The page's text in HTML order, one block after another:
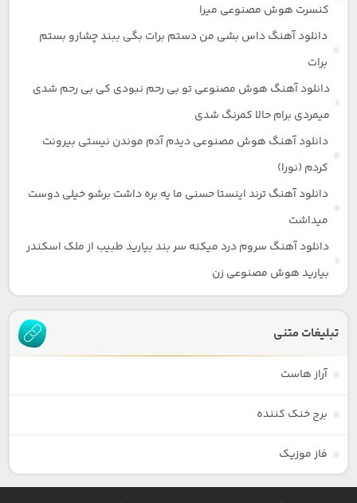
کنسرت هوش مصنوعی میرا
دانلود آهنگ داس بشی من دستم برات بگی ببند چشارو بستم
برات
دانلود آهنگ هوش مصنوعی تو بی رحم نبودی کی بی رحم شدی
میمردی برام حالا کمرنگ شدی
دانلود آهنگ هوش مصنوعی دیدم آدم موندن نیستی بیرونت
کردم (نورا)
دانلود آهنگ ترند اینستا حسنی ما یه بره داشت برشو خیلی دوست
میداشت
دانلود آهنگ سروم درد میکنه سر بند بیارید طبیب از ملک اسکندر
بیارید هوش مصنوعی زن
تبلیغات متنی
آراز هاست
برج خنک کننده
فاز موزیک